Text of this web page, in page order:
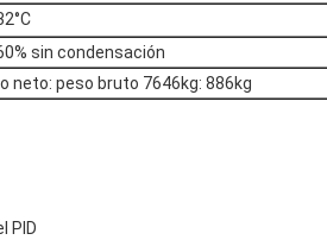
sin condensación
neto: peso bruto 7646kg: 886kg
PID